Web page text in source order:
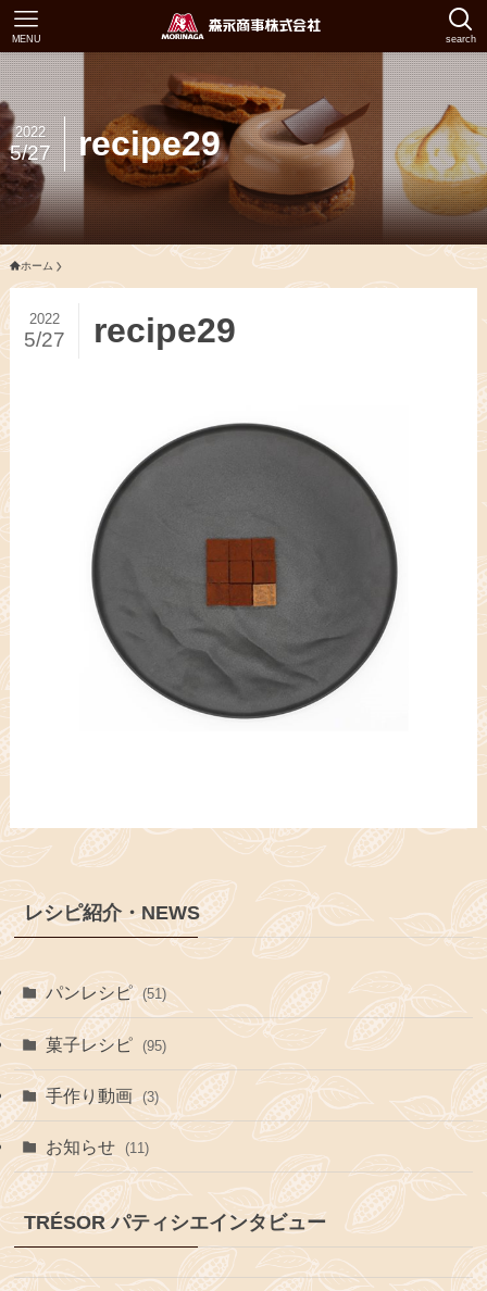
search
MENU
recipe29
2022
5/27
ホーム
recipe29
2022
5/27
レシピ紹介・NEWS
パンレシピ (51)
菓子レシピ (95)
手作り動画 (3)
お知らせ (11)
TRÉSOR パティシエインタビュー